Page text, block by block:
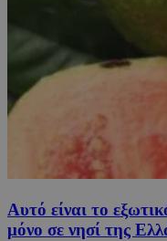
Αυτό είναι το
μόνο σε νησί της